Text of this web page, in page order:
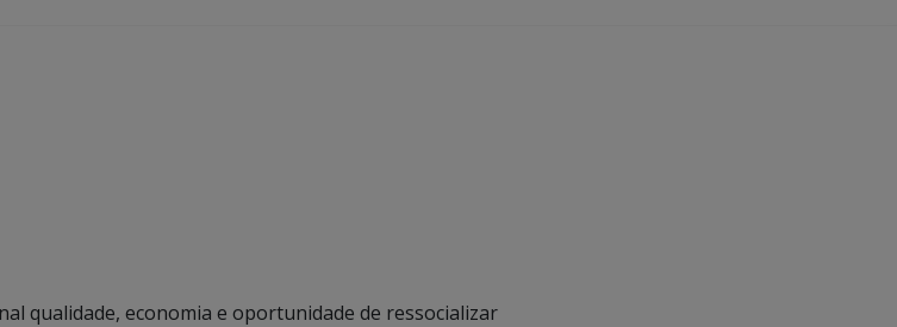
qualidade, economia e oportunidade de ressocializar